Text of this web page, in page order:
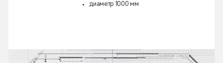
диаметр 1000 мм